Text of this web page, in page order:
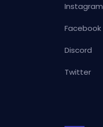
Instagram
Facebook
Discord
Twitter